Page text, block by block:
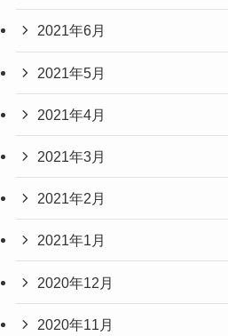
2021年6月
2021年5月
2021年4月
2021年3月
2021年2月
2021年1月
2020年12月
2020年11月